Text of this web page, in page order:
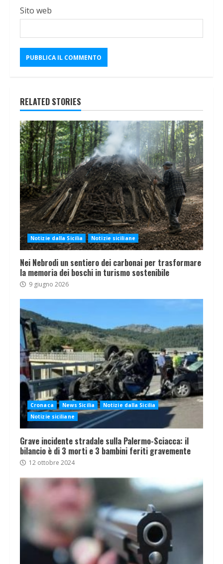
Sito web
RELATED STORIES
Notizie dalla Sicilia Notizie siciliane
Nei Nebrodi un sentiero dei carbonai per trasformare
la memoria dei boschi in turismo sostenibile
9 giugno 2026
Cronaca News Sicilia
Notizie dalla Sicilia
Notizie siciliane
Grave incidente stradale sulla Palermo-Sciacca: il
bilancio è di 3 morti e 3 bambini feriti gravemente
12 ottobre 2024